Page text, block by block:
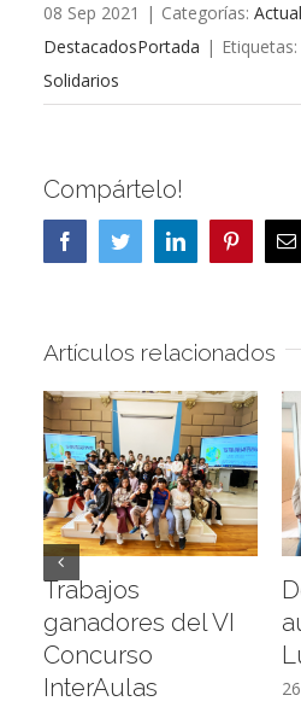
08 Sep 2021 | Categorías:
DestacadosPortada | Etiquetas:
Solidarios
Compártelo!
FacebookTwitterLinkedInPinterest
Artículos relacionados
Trabajos
ganadores del VI
Concurso
InterAulas